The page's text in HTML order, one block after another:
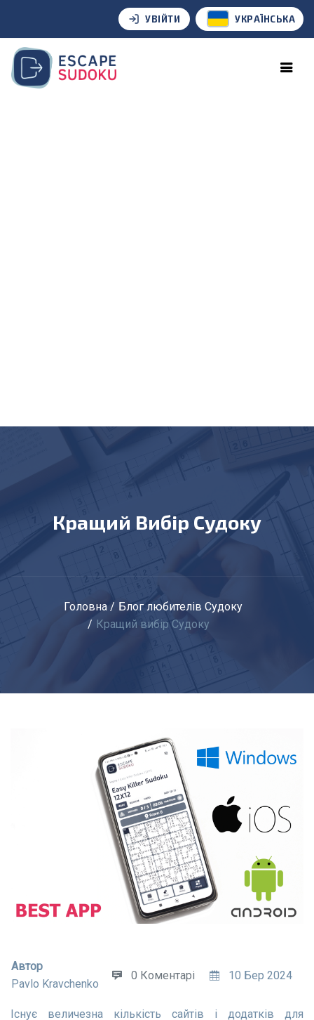
УВІЙТИ УКРАЇНСЬКА
Кращий Вибір Судоку
Головна
Блог любителів Судоку
Кращий вибір Судоку
Автор
Pavlo Kravchenko
0 Коментарі 10 Бер 2024